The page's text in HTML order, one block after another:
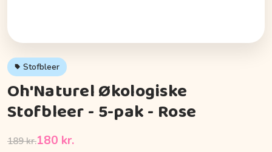
Stofbleer
Oh'Naturel Økologiske
Stofbleer - 5-pak - Rose
189 kr.180 kr.